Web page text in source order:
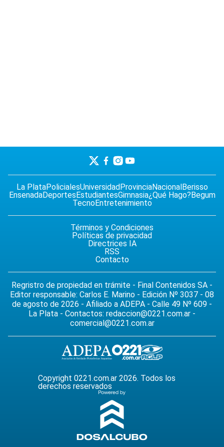
La PlataPolicialesUniversidadProvinciaNacionalBerisso
EnsenadaDeportesEstudiantesGimnasia¿Qué Hago?Begum
TecnoEntretenimiento
Términos y Condiciones
Políticas de privacidad
Directrices IA
RSS
Contacto
Regristro de propiedad en trámite - Final Contenidos SA -
Editor responsable: Carlos E. Marino - Edición Nº 3037 - 08
de agosto de 2026 - Afiliado a ADEPA - Calle 49 Nº 609 -
La Plata - Contactos: redaccion@0221.com.ar -
comercial@0221.com.ar
Copyright 0221.com.ar 2026. Todos los
derechos reservados